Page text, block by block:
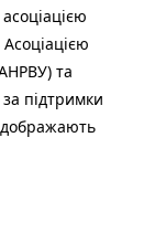
та
підтримки